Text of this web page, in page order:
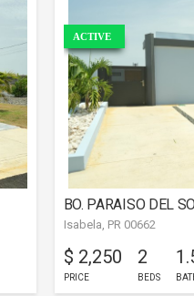
ACTIVE
BO. PARAISO DEL
Isabela, PR 00662
$ 2,250
PRICE
2
BEDS